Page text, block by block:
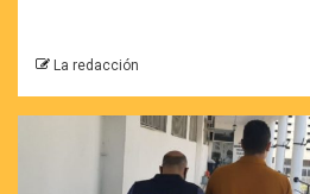
La redacción